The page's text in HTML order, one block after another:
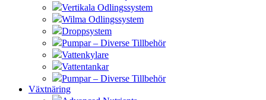
Vertikala Odlingssystem
Wilma Odlingssystem
Droppsystem
Pumpar – Diverse Tillbehör
Vattenkylare
Vattentankar
Pumpar – Diverse Tillbehör
Växtnäring